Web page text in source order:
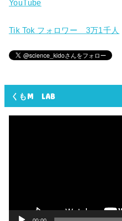
YouTube
Tik Tok フォロワー 3万1千人
くもM LAB